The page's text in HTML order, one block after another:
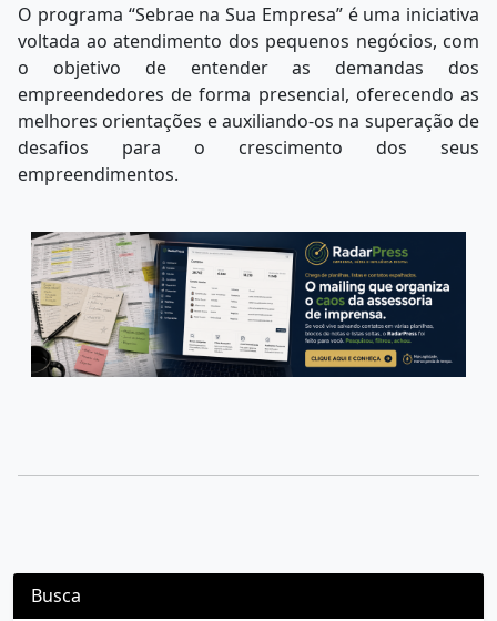
O programa “Sebrae na Sua Empresa” é uma iniciativa
voltada ao atendimento dos pequenos negócios, com
o objetivo de entender as demandas dos
empreendedores de forma presencial, oferecendo as
melhores orientações e auxiliando-os na superação de
desafios para o crescimento dos seus
empreendimentos.
Busca